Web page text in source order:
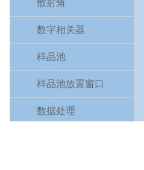
散射角
数字相关器
样品池
样品池放置窗口
数据处理